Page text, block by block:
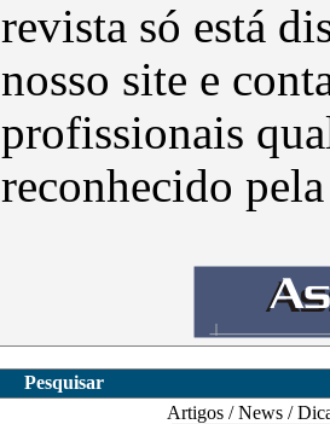
revista só está
nosso site e
profissionais
reconhecido
Pesquisar
Artigos / News /